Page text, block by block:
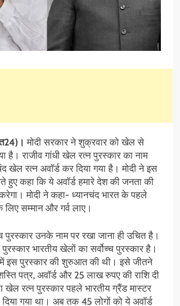
मोदी सरकार ने शुक्रवार को खेल से
है। राजीव गांधी खेल रत्न पुरस्कार का नाम
खेल रत्न अवॉर्ड कर दिया गया है। मोदी ने इस
कहा कि ये अवॉर्ड हमारे देश की जनता की
मोदी ने कहा- ध्यानचंद भारत के पहले
सम्मान और गर्व लाए।
उनके नाम पर रखा जाना ही उचित है।
भारतीय खेलों का सर्वोच्च पुरस्कार है।
इस पुरस्कार की शुरुआत की थी। इसे जीतने
पत्र, अवॉर्ड और 25 लाख रुपए की राशि दी
रत्न पुरस्कार पहले भारतीय ग्रैंड मास्टर
गया था। अब तक 45 लोगों को ये अवॉर्ड